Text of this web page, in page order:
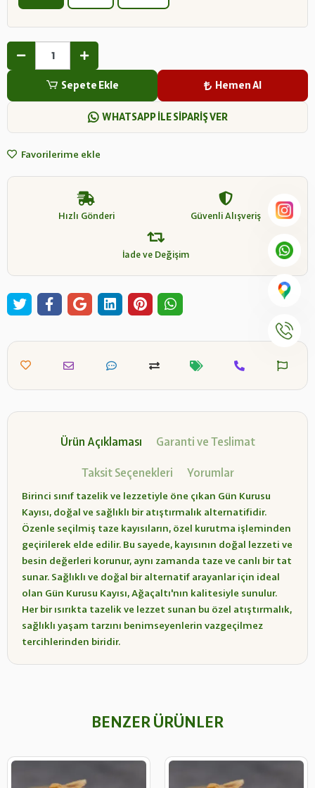
Sepete Ekle Hemen Al
WHATSAPP İLE SİPARİŞ VER
Favorilerime ekle
Hızlı Gönderi Güvenli Alışveriş
İade ve Değişim
Ürün Açıklaması Garanti ve Teslimat
Taksit Seçenekleri Yorumlar
Birinci sınıf tazelik ve lezzetiyle öne çıkan Gün Kurusu
Kayısı, doğal ve sağlıklı bir atıştırmalık alternatifidir.
Özenle seçilmiş taze kayısıların, özel kurutma işleminden
geçirilerek elde edilir. Bu sayede, kayısının doğal lezzeti ve
besin değerleri korunur, aynı zamanda taze ve canlı bir tat
sunar. Sağlıklı ve doğal bir alternatif arayanlar için ideal
olan Gün Kurusu Kayısı, Ağaçaltı'nın kalitesiyle sunulur.
Her bir ısırıkta tazelik ve lezzet sunan bu özel atıştırmalık,
sağlıklı yaşam tarzını benimseyenlerin vazgeçilmez
tercihlerinden biridir.
BENZER ÜRÜNLER